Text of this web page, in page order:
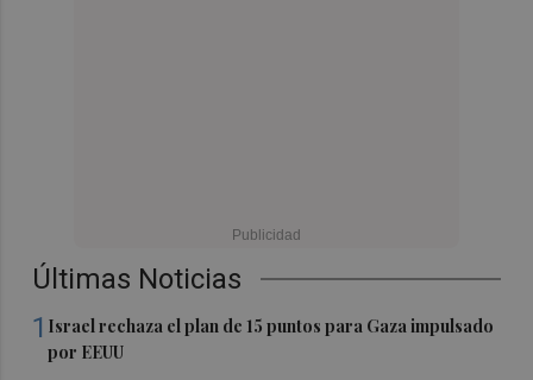
Últimas Noticias
1 Israel rechaza el plan de 15 puntos para Gaza impulsado
por EEUU